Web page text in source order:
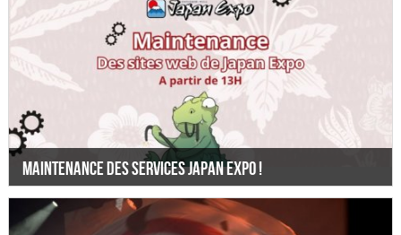
Maintenance des services Japan Expo !